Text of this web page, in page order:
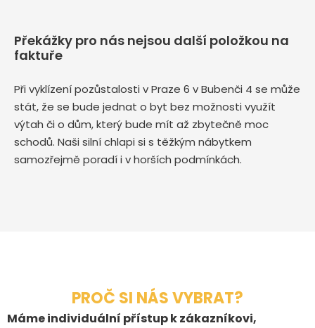
Překážky pro nás nejsou další položkou na
faktuře
Při vyklízení pozůstalosti v Praze 6 v Bubenči 4 se může
stát, že se bude jednat o byt bez možnosti využít
výtah či o dům, který bude mít až zbytečně moc
schodů. Naši silní chlapi si s těžkým nábytkem
samozřejmě poradí i v horších podmínkách.
PROČ SI NÁS VYBRAT?
Máme individuální přístup k zákazníkovi,